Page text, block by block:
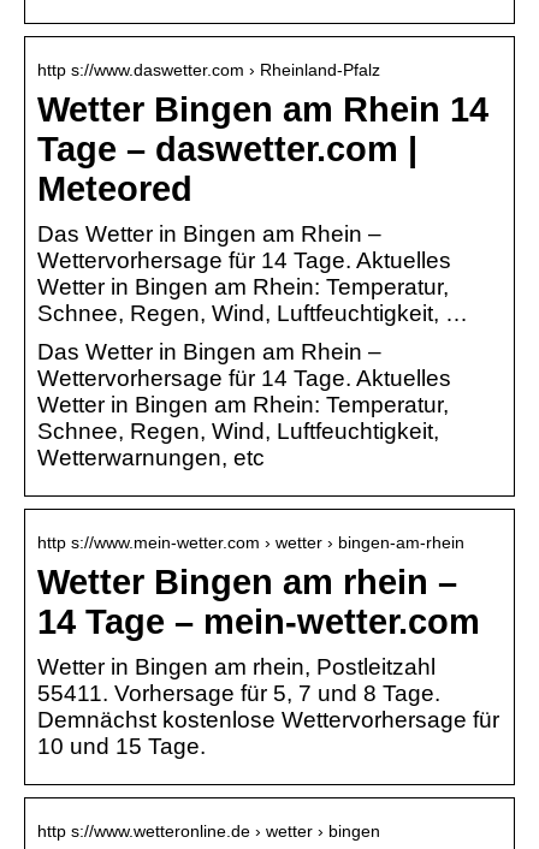
http s://www.daswetter.com › Rheinland-Pfalz
Wetter Bingen am Rhein 14
Tage – daswetter.com |
Meteored
Das Wetter in Bingen am Rhein –
Wettervorhersage für 14 Tage. Aktuelles
Wetter in Bingen am Rhein: Temperatur,
Schnee, Regen, Wind, Luftfeuchtigkeit, …
Das Wetter in Bingen am Rhein –
Wettervorhersage für 14 Tage. Aktuelles
Wetter in Bingen am Rhein: Temperatur,
Schnee, Regen, Wind, Luftfeuchtigkeit,
Wetterwarnungen, etc
http s://www.mein-wetter.com › wetter › bingen-am-rhein
Wetter Bingen am rhein –
14 Tage – mein-wetter.com
Wetter in Bingen am rhein, Postleitzahl
55411. Vorhersage für 5, 7 und 8 Tage.
Demnächst kostenlose Wettervorhersage für
10 und 15 Tage.
http s://www.wetteronline.de › wetter › bingen